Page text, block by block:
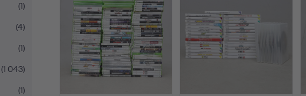
(1)
(4)
(1)
(1 043)
(1)